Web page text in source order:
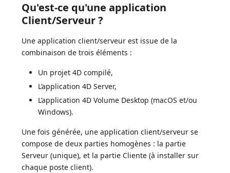
Qu'est-ce qu'une application
Client/Serveur ?
Une application client/serveur est issue de la
combinaison de trois éléments :
Un projet 4D compilé,
L’application 4D Server,
L’application 4D Volume Desktop (macOS et/ou
Windows).
Une fois générée, une application client/serveur se
compose de deux parties homogènes : la partie
Serveur (unique), et la partie Cliente (à installer sur
chaque poste client).